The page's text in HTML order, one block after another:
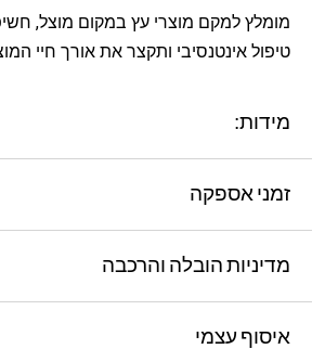
מומלץ למקם מוצרי עץ במקום מוצל,
טיפול אינטנסיבי ותקצר את אורך חיי
מידות:
זמני אספקה
מדיניות הובלה והרכבה
איסוף עצמי